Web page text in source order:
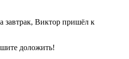
завтрак, Виктор пришёл к
доложить!